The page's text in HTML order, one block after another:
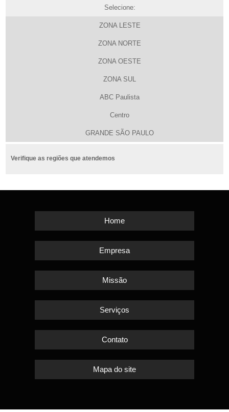
Selecione:
ZONA LESTE
ZONA NORTE
ZONA OESTE
ZONA SUL
ABC Paulista
Centro
GRANDE SÃO PAULO
Verifique as regiões que atendemos
Home
Empresa
Missão
Serviços
Contato
Mapa do site